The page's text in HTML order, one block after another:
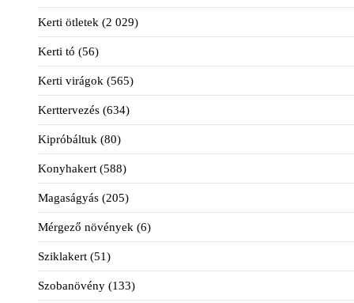
Kerti ötletek (2 029)
Kerti tó (56)
Kerti virágok (565)
Kerttervezés (634)
Kipróbáltuk (80)
Konyhakert (588)
Magaságyás (205)
Mérgező növények (6)
Sziklakert (51)
Szobanövény (133)